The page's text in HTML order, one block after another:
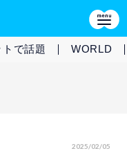
トで話題 WORLD
2025/02/05